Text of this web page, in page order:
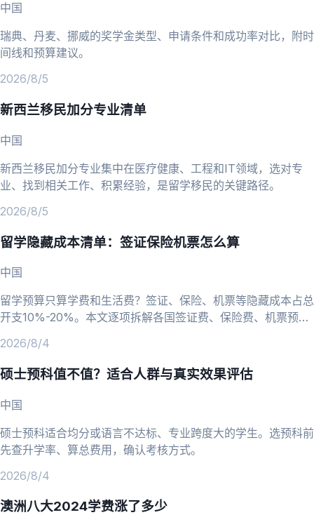
中国
瑞典、丹麦、挪威的奖学金类型、申请条件和成功率对比，附时
间线和预算建议。
2026/8/5
新西兰移民加分专业清单
中国
新西兰移民加分专业集中在医疗健康、工程和IT领域，选对专
业、找到相关工作、积累经验，是留学移民的关键路径。
2026/8/5
留学隐藏成本清单：签证保险机票怎么算
中国
留学预算只算学费和生活费？签证、保险、机票等隐藏成本占总
开支10%-20%。本文逐项拆解各国签证费、保险费、机票预订
2026/8/4
硕士预科值不值？适合人群与真实效果评估
中国
硕士预科适合均分或语言不达标、专业跨度大的学生。选预科前
先查升学率、算总费用，确认考核方式。
2026/8/4
澳洲八大2024学费涨了多少